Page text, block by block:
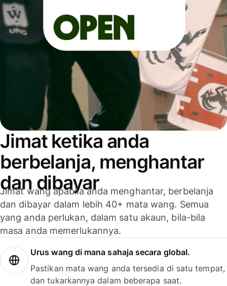
Jimat ketika anda
berbelanja, menghantar
dan dibayar
Jimat wang apabila anda menghantar, berbelanja
dan dibayar dalam lebih 40+ mata wang. Semua
yang anda perlukan, dalam satu akaun, bila-bila
masa anda memerlukannya.
Urus wang di mana sahaja secara global.
Pastikan mata wang anda tersedia di satu tempat,
dan tukarkannya dalam beberapa saat.